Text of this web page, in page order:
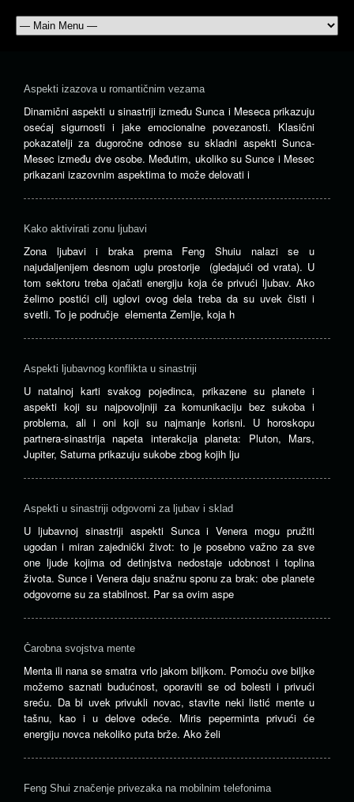
Aspekti izazova u romantičnim vezama
Dinamični aspekti u sinastriji između Sunca i Meseca prikazuju
osećaj sigurnosti i jake emocionalne povezanosti. Klasični
pokazatelji za dugoročne odnose su skladni aspekti Sunca-
Mesec između dve osobe. Međutim, ukoliko su Sunce i Mesec
prikazani izazovnim aspektima to može delovati i
Kako aktivirati zonu ljubavi
Zona ljubavi i braka prema Feng Shuiu nalazi se u
najudaljenijem desnom uglu prostorije (gledajući od vrata). U
tom sektoru treba ojačati energiju koja će privući ljubav. Ako
želimo postići cilj uglovi ovog dela treba da su uvek čisti i
svetli. To je područje elementa Zemlje, koja h
Aspekti ljubavnog konflikta u sinastriji
U natalnoj karti svakog pojedinca, prikazene su planete i
aspekti koji su najpovoljniji za komunikaciju bez sukoba i
problema, ali i oni koji su najmanje korisni. U horoskopu
partnera-sinastrija napeta interakcija planeta: Pluton, Mars,
Jupiter, Saturna prikazuju sukobe zbog kojih lju
Aspekti u sinastriji odgovorni za ljubav i sklad
U ljubavnoj sinastriji aspekti Sunca i Venera mogu pružiti
ugodan i miran zajednički život: to je posebno važno za sve
one ljude kojima od detinjstva nedostaje udobnost i toplina
života. Sunce i Venera daju snažnu sponu za brak: obe planete
odgovorne su za stabilnost. Par sa ovim aspe
Čarobna svojstva mente
Menta ili nana se smatra vrlo jakom biljkom. Pomoću ove biljke
možemo saznati budućnost, oporaviti se od bolesti i privući
sreću. Da bi uvek privukli novac, stavite neki listić mente u
tašnu, kao i u delove odeće. Miris peperminta privući će
energiju novca nekoliko puta brže. Ako želi
Feng Shui značenje privezaka na mobilnim telefonima